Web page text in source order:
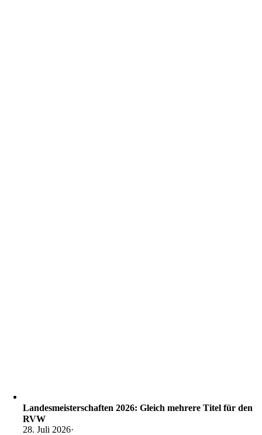
Landesmeisterschaften 2026: Gleich mehrere Titel für den
RVW
28. Juli 2026·